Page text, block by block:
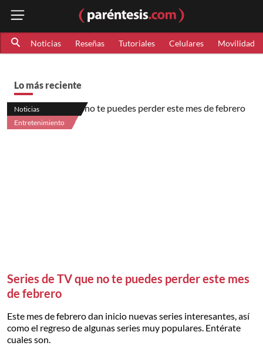
Noticias Reseñas Tutoriales Celulares Movilidad
Lo más reciente
Noticias
Entretenimiento
Series de TV que no te puedes perder este mes
de febrero
Este mes de febrero dan inicio nuevas series interesantes, así
como el regreso de algunas series muy populares. Entérate
cuales son.